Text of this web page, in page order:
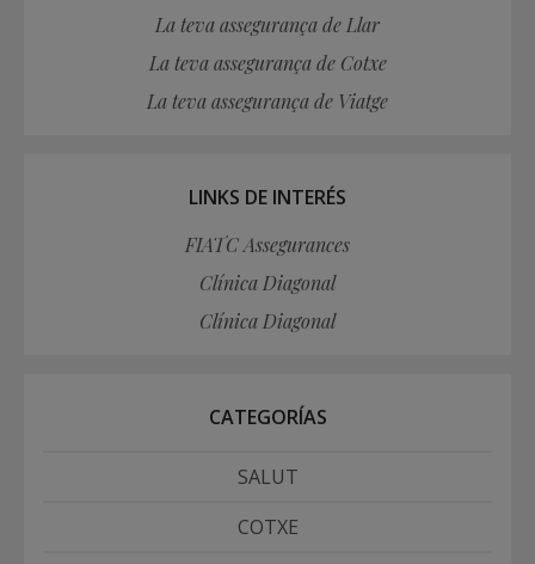
La teva assegurança de Llar
La teva assegurança de Cotxe
La teva assegurança de Viatge
LINKS DE INTERÉS
FIATC Assegurances
Clínica Diagonal
Clínica Diagonal
CATEGORÍAS
SALUT
COTXE